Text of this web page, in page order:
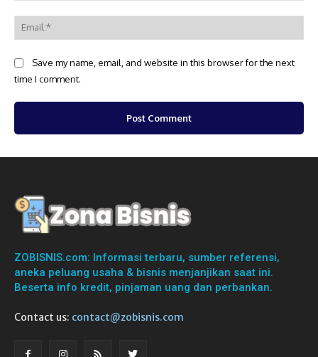
Save my name, email, and website in this browser for the next
time I comment.
ZOBISNIS.com: Informasi terbaru, sumber referensi,
aneka peluang usaha & bisnis menjanjikan saat ini.
Beserta info kredit, pinjaman uang dan perbankan.
Contact us: contact@zobisnis.com